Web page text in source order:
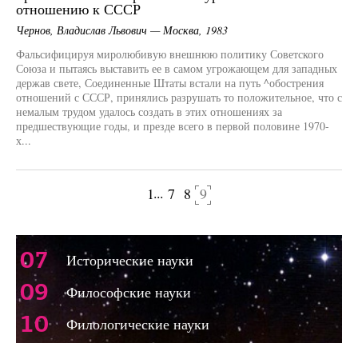
отношению к СССР
Чернов, Владислав Львович — Москва, 1983
Фальсифицируя миролюбивую внешнюю политику Советского
Союза и пытаясь выставить ее в самом угрожающем для западных
держав свете, Соединенные Штаты встали на путь ^обострения
отношений с СССР, принялись разрушать то положительное, что с
немалым трудом удалось создать в этих отношениях за
предшествующие годы, и презде всего в первой половине 1970-
х...
1... 7 8 9
07 Исторические науки
09 Философские науки
10 Филологические науки